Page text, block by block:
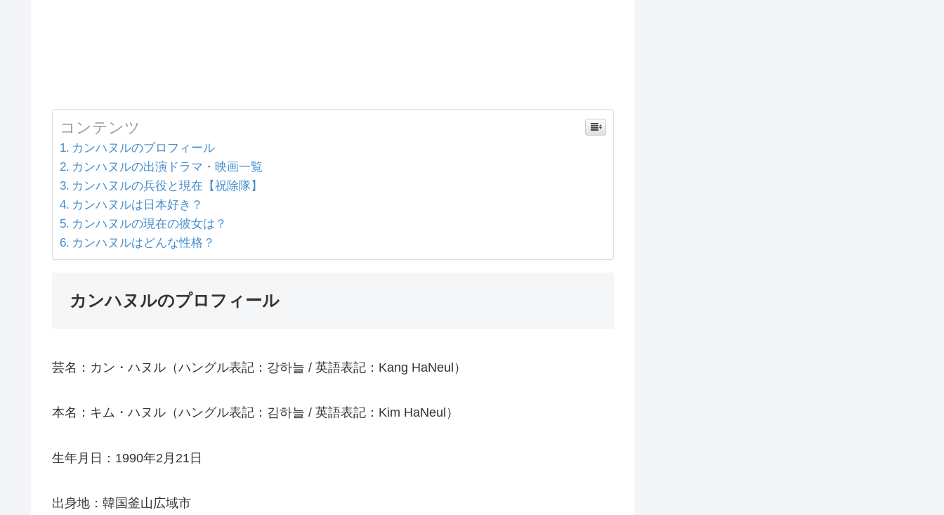
コンテンツ
カンハヌルのプロフィール
カンハヌルの出演ドラマ・映画一覧
カンハヌルの兵役と現在【祝除隊】
カンハヌルは日本好き？
カンハヌルの現在の彼女は？
カンハヌルはどんな性格？
カンハヌルのプロフィール
芸名：カン・ハヌル（ハングル表記：강하늘 / 英語表記：Kang HaNeul）
本名：キム・ハヌル（ハングル表記：김하늘 / 英語表記：Kim HaNeul）
生年月日：1990年2月21日
出身地：韓国釜山広域市